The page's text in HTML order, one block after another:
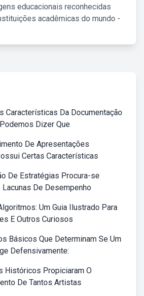
educacionais reconhecidas
acadêmicas do mundo -
Características Da Documentação
Dizer Que
De Apresentações
Certas Características
De Estratégias Procura-se
De Desempenho
Um Guia Ilustrado Para
E Outros Curiosos
Básicos Que Determinam Se Um
Defensivamente:
Históricos Propiciaram O
De Tantos Artistas